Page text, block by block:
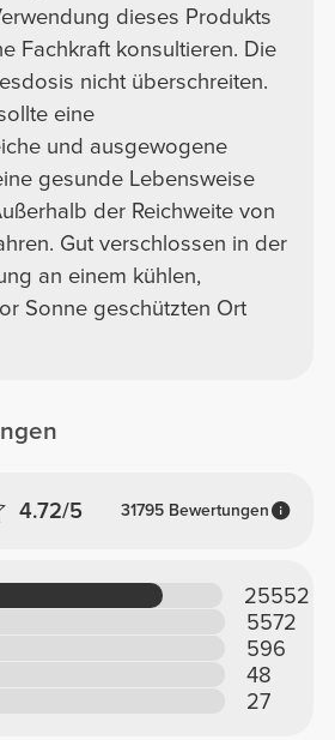
dieses Produkts
Fachkraft konsultieren. Die
nicht überschreiten.
eine
und ausgewogene
gesunde Lebensweise
der Reichweite von
Gut verschlossen in der
an einem kühlen,
Sonne geschützten Ort
4.72/5 31795 Bewertungen
25552
5572
596
48
27